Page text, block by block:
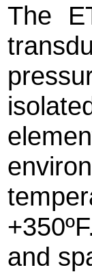
The
and